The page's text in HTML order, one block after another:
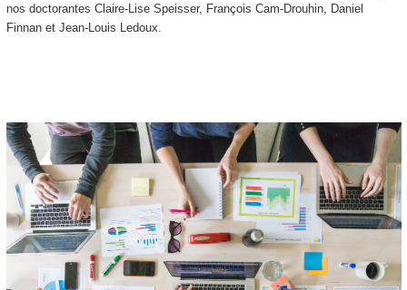
nos doctorantes Claire-Lise Speisser, François Cam-Drouhin, Daniel
Finnan et Jean-Louis Ledoux.